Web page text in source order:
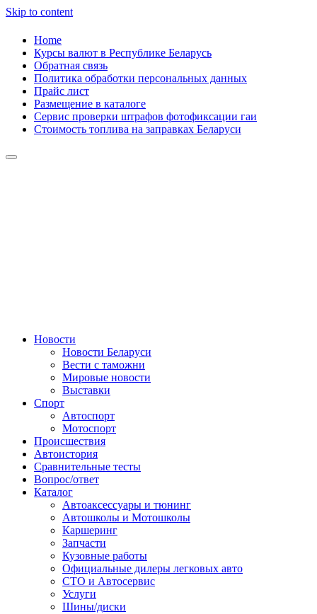
Skip to content
Home
Курсы валют в Республике Беларусь
Обратная связь
Политика обработки персональных данных
Прайс лист
Размещение в каталоге
Сервис проверки штрафов фотофиксации гаи
Стоимость топлива на заправках Беларуси
Сайт про автомобили
Новости
Новости Беларуси
Вести с таможни
Мировые новости
Выставки
Спорт
Автоспорт
Мотоспорт
Происшествия
Автоистория
Сравнительные тесты
Вопрос/ответ
Каталог
Автоакcессуары и тюнинг
Автошколы и Мотошколы
Каршеринг
Запчасти
Кузовные работы
Официальные дилеры легковых авто
СТО и Автосервис
Услуги
Шины/диски